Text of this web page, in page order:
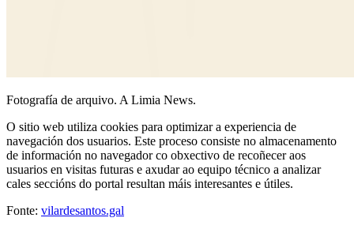
Fotografía de arquivo. A Limia News.
O sitio web utiliza cookies para optimizar a experiencia de
navegación dos usuarios. Este proceso consiste no almacenamento
de información no navegador co obxectivo de recoñecer aos
usuarios en visitas futuras e axudar ao equipo técnico a analizar
cales seccións do portal resultan máis interesantes e útiles.
Fonte: vilardesantos.gal